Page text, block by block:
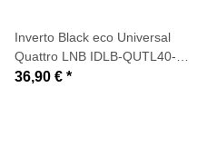
Inverto Black eco Universal
Quattro LNB IDLB-QUTL40-
OOECO-OPP (ULN+ 0,1dB)
36,90 € *